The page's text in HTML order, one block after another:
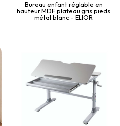
Bureau enfant réglable en
hauteur MDF plateau gris pieds
métal blanc - ELIOR